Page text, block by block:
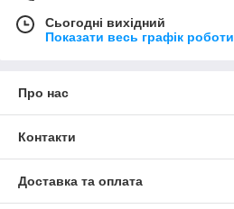
Сьогодні вихідний
Показати весь графік роботи
Про нас
Контакти
Доставка та оплата